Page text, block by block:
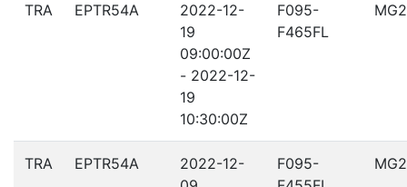
TRA EPTR54A
2022-12-
19
09:00:00Z
- 2022-12-
19
10:30:00Z
F095-
F465FL
TRA EPTR54A
2022-12-
F095-